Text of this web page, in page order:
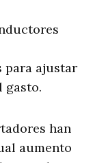
para ajustar
gasto.
han
aumento